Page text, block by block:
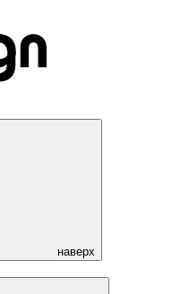
наверх